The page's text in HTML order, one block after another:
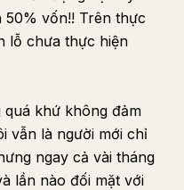
50% vốn!! Trên thực
lỗ chưa thực hiện
khứ không đảm
vẫn là người mới chỉ
ngay cả vài tháng
lần nào đối mặt với